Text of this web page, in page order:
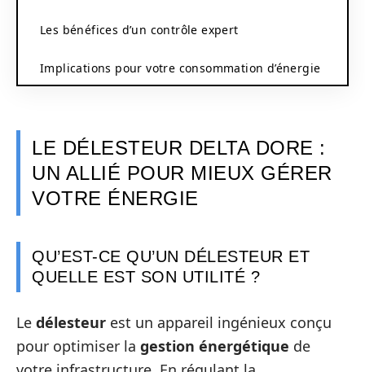
Les bénéfices d’un contrôle expert
Implications pour votre consommation d’énergie
LE DÉLESTEUR DELTA DORE :
UN ALLIÉ POUR MIEUX GÉRER
VOTRE ÉNERGIE
QU’EST-CE QU’UN DÉLESTEUR ET
QUELLE EST SON UTILITÉ ?
Le délesteur est un appareil ingénieux conçu
pour optimiser la gestion énergétique de